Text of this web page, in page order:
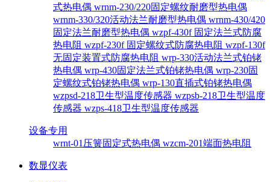
式热电偶 wrnm-230/220固定螺纹耐磨型热电偶
wrnm-330/320活动法兰耐磨型热电偶 wrnm-430/420
固定法兰耐磨型热电偶 wzpf-430f 固定法兰式防腐
热电阻 wzpf-230f 固定螺纹式防腐热电阻 wzpf-130f
无固定装置式防腐热电阻 wrp-330活动法兰式铂铑
热电偶 wrp-430固定法兰式铂铑热电偶 wrp-230固
定螺纹式铂铑热电偶 wrp-130直插式铂铑热电偶
wzpsd-218卫生型温度传感器 wzpsb-218卫生型温度
传感器 wzps-418卫生型温度传感器
设备专用
wrnt-01压簧固定式热电偶 wzcm-201端面热电阻
数显仪表